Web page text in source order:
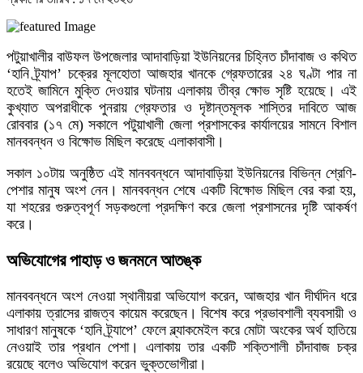
পটুয়াখালীর বাউফল উপজেলার আদাবাড়িয়া ইউনিয়নের চিহ্নিত চাঁদাবাজ ও কথিত
‘হানি ট্র্যাপ’ চক্রের মূলহোতা আজহার খানকে গ্রেফতারের ২৪ ঘণ্টা পার না
হতেই জামিনে মুক্তি দেওয়ার ঘটনায় এলাকায় তীব্র ক্ষোভ সৃষ্টি হয়েছে। এই
কুখ্যাত অপরাধীকে পুনরায় গ্রেফতার ও দৃষ্টান্তমূলক শাস্তির দাবিতে আজ
রোববার (১৭ মে) সকালে পটুয়াখালী জেলা প্রশাসকের কার্যালয়ের সামনে বিশাল
মানববন্ধন ও বিক্ষোভ মিছিল করেছে এলাকাবাসী।
সকাল ১০টায় অনুষ্ঠিত এই মানববন্ধনে আদাবাড়িয়া ইউনিয়নের বিভিন্ন শ্রেণি-
পেশার মানুষ অংশ নেন। মানববন্ধন শেষে একটি বিক্ষোভ মিছিল বের করা হয়,
যা শহরের গুরুত্বপূর্ণ সড়কগুলো প্রদক্ষিণ করে জেলা প্রশাসনের দৃষ্টি আকর্ষণ
করে।
অভিযোগের পাহাড় ও জনমনে আতঙ্ক
মানববন্ধনে অংশ নেওয়া স্থানীয়রা অভিযোগ করেন, আজহার খান দীর্ঘদিন ধরে
এলাকায় ত্রাসের রাজত্ব কায়েম করেছেন। বিশেষ করে প্রভাবশালী ব্যবসায়ী ও
সাধারণ মানুষকে ‘হানি ট্র্যাপে’ ফেলে ব্ল্যাকমেইল করে মোটা অংকের অর্থ হাতিয়ে
নেওয়াই তার প্রধান পেশা। এলাকায় তার একটি শক্তিশালী চাঁদাবাজ চক্র
রয়েছে বলেও অভিযোগ করেন ভুক্তভোগীরা।